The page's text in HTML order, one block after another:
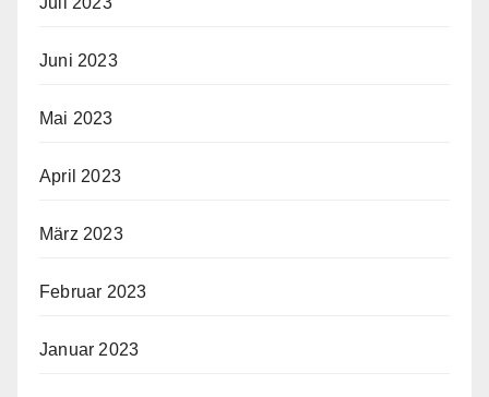
Juni 2023
Mai 2023
April 2023
März 2023
Februar 2023
Januar 2023